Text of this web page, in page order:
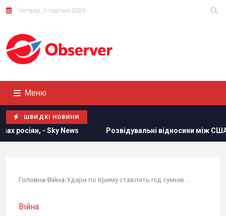
Четвер, 6 серпня 2026
Меню
ШВИДКІ НОВИНИ
Розвідувальні відносини між США та Україною значно
Головна›Війна›
Війна